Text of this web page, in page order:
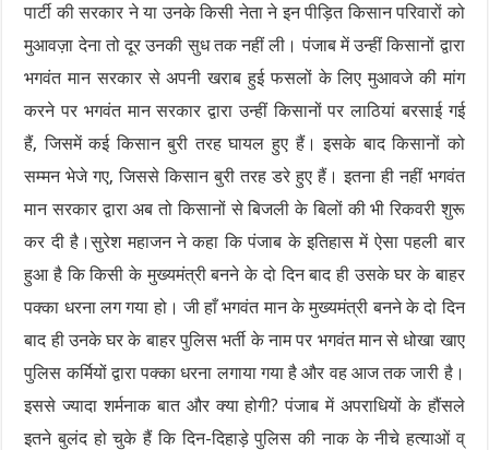
पार्टी की सरकार ने या उनके किसी नेता ने इन पीड़ित किसान परिवारों को
मुआवज़ा देना तो दूर उनकी सुध तक नहीं ली। पंजाब में उन्हीं किसानों द्वारा
भगवंत मान सरकार से अपनी खराब हुई फसलों के लिए मुआवजे की मांग
करने पर भगवंत मान सरकार द्वारा उन्हीं किसानों पर लाठियां बरसाई गई
हैं, जिसमें कई किसान बुरी तरह घायल हुए हैं। इसके बाद किसानों को
सम्मन भेजे गए, जिससे किसान बुरी तरह डरे हुए हैं। इतना ही नहीं भगवंत
मान सरकार द्वारा अब तो किसानों से बिजली के बिलों की भी रिकवरी शुरू
कर दी है।सुरेश महाजन ने कहा कि पंजाब के इतिहास में ऐसा पहली बार
हुआ है कि किसी के मुख्यमंत्री बनने के दो दिन बाद ही उसके घर के बाहर
पक्का धरना लग गया हो। जी हाँ भगवंत मान के मुख्यमंत्री बनने के दो दिन
बाद ही उनके घर के बाहर पुलिस भर्ती के नाम पर भगवंत मान से धोखा खाए
पुलिस कर्मियों द्वारा पक्का धरना लगाया गया है और वह आज तक जारी है।
इससे ज्यादा शर्मनाक बात और क्या होगी? पंजाब में अपराधियों के हौंसले
इतने बुलंद हो चुके हैं कि दिन-दिहाड़े पुलिस की नाक के नीचे हत्याओं व्